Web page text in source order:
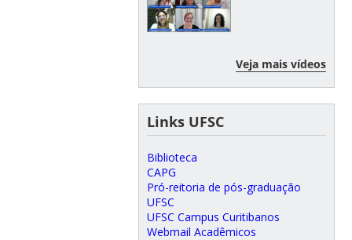
Veja mais vídeos
Links UFSC
Biblioteca
CAPG
Pró-reitoria de pós-graduação
UFSC
UFSC Campus Curitibanos
Webmail Acadêmicos